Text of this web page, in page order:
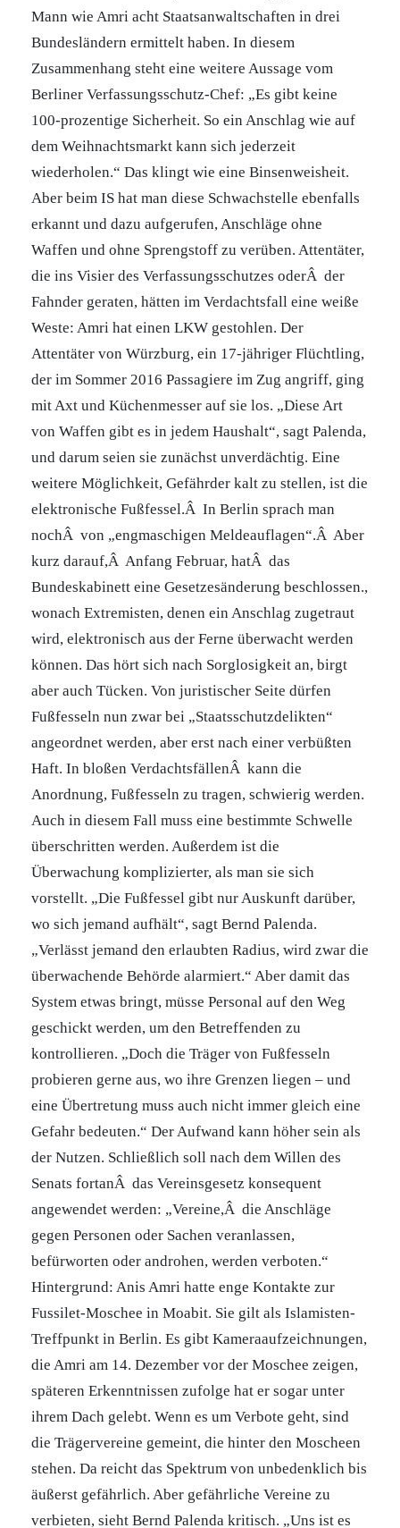
Mann wie Amri acht Staatsanwaltschaften in drei
Bundesländern ermittelt haben. In diesem
Zusammenhang steht eine weitere Aussage vom
Berliner Verfassungsschutz-Chef: „Es gibt keine
100-prozentige Sicherheit. So ein Anschlag wie auf
dem Weihnachtsmarkt kann sich jederzeit
wiederholen.“ Das klingt wie eine Binsenweisheit.
Aber beim IS hat man diese Schwachstelle ebenfalls
erkannt und dazu aufgerufen, Anschläge ohne
Waffen und ohne Sprengstoff zu verüben. Attentäter,
die ins Visier des Verfassungsschutzes oderÂ der
Fahnder geraten, hätten im Verdachtsfall eine weiße
Weste: Amri hat einen LKW gestohlen. Der
Attentäter von Würzburg, ein 17-jähriger Flüchtling,
der im Sommer 2016 Passagiere im Zug angriff, ging
mit Axt und Küchenmesser auf sie los. „Diese Art
von Waffen gibt es in jedem Haushalt“, sagt Palenda,
und darum seien sie zunächst unverdächtig. Eine
weitere Möglichkeit, Gefährder kalt zu stellen, ist die
elektronische Fußfessel.Â In Berlin sprach man
nochÂ von „engmaschigen Meldeauflagen“.Â Aber
kurz darauf,Â Anfang Februar, hatÂ das
Bundeskabinett eine Gesetzesänderung beschlossen.,
wonach Extremisten, denen ein Anschlag zugetraut
wird, elektronisch aus der Ferne überwacht werden
können. Das hört sich nach Sorglosigkeit an, birgt
aber auch Tücken. Von juristischer Seite dürfen
Fußfesseln nun zwar bei „Staatsschutzdelikten“
angeordnet werden, aber erst nach einer verbüßten
Haft. In bloßen VerdachtsfällenÂ kann die
Anordnung, Fußfesseln zu tragen, schwierig werden.
Auch in diesem Fall muss eine bestimmte Schwelle
überschritten werden. Außerdem ist die
Überwachung komplizierter, als man sie sich
vorstellt. „Die Fußfessel gibt nur Auskunft darüber,
wo sich jemand aufhält“, sagt Bernd Palenda.
„Verlässt jemand den erlaubten Radius, wird zwar die
überwachende Behörde alarmiert.“ Aber damit das
System etwas bringt, müsse Personal auf den Weg
geschickt werden, um den Betreffenden zu
kontrollieren. „Doch die Träger von Fußfesseln
probieren gerne aus, wo ihre Grenzen liegen – und
eine Übertretung muss auch nicht immer gleich eine
Gefahr bedeuten.“ Der Aufwand kann höher sein als
der Nutzen. Schließlich soll nach dem Willen des
Senats fortanÂ das Vereinsgesetz konsequent
angewendet werden: „Vereine,Â die Anschläge
gegen Personen oder Sachen veranlassen,
befürworten oder androhen, werden verboten.“
Hintergrund: Anis Amri hatte enge Kontakte zur
Fussilet-Moschee in Moabit. Sie gilt als Islamisten-
Treffpunkt in Berlin. Es gibt Kameraaufzeichnungen,
die Amri am 14. Dezember vor der Moschee zeigen,
späteren Erkenntnissen zufolge hat er sogar unter
ihrem Dach gelebt. Wenn es um Verbote geht, sind
die Trägervereine gemeint, die hinter den Moscheen
stehen. Da reicht das Spektrum von unbedenklich bis
äußerst gefährlich. Aber gefährliche Vereine zu
verbieten, sieht Bernd Palenda kritisch. „Uns ist es